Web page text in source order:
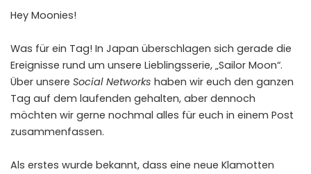
Hey Moonies!
Was für ein Tag! In Japan überschlagen sich gerade die
Ereignisse rund um unsere Lieblingsserie, „Sailor Moon“.
Über unsere Social Networks haben wir euch den ganzen
Tag auf dem laufenden gehalten, aber dennoch
möchten wir gerne nochmal alles für euch in einem Post
zusammenfassen.
Als erstes wurde bekannt, dass eine neue Klamotten